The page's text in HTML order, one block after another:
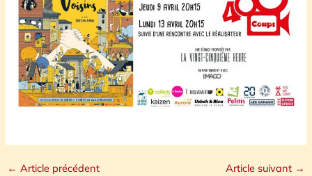
← Article précédent Article suivant →